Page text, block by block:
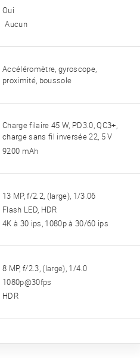
Oui
Aucun
Accéléromètre, gyroscope,
proximité, boussole
Charge filaire 45 W, PD3.0, QC3+,
charge sans fil inversée 22, 5 V
9200 mAh
13 MP, f/2.2, (large), 1/3.06
Flash LED, HDR
4K à 30 ips, 1080p à 30/60 ips
8 MP, f/2.3, (large), 1/4.0
1080p@30fps
HDR